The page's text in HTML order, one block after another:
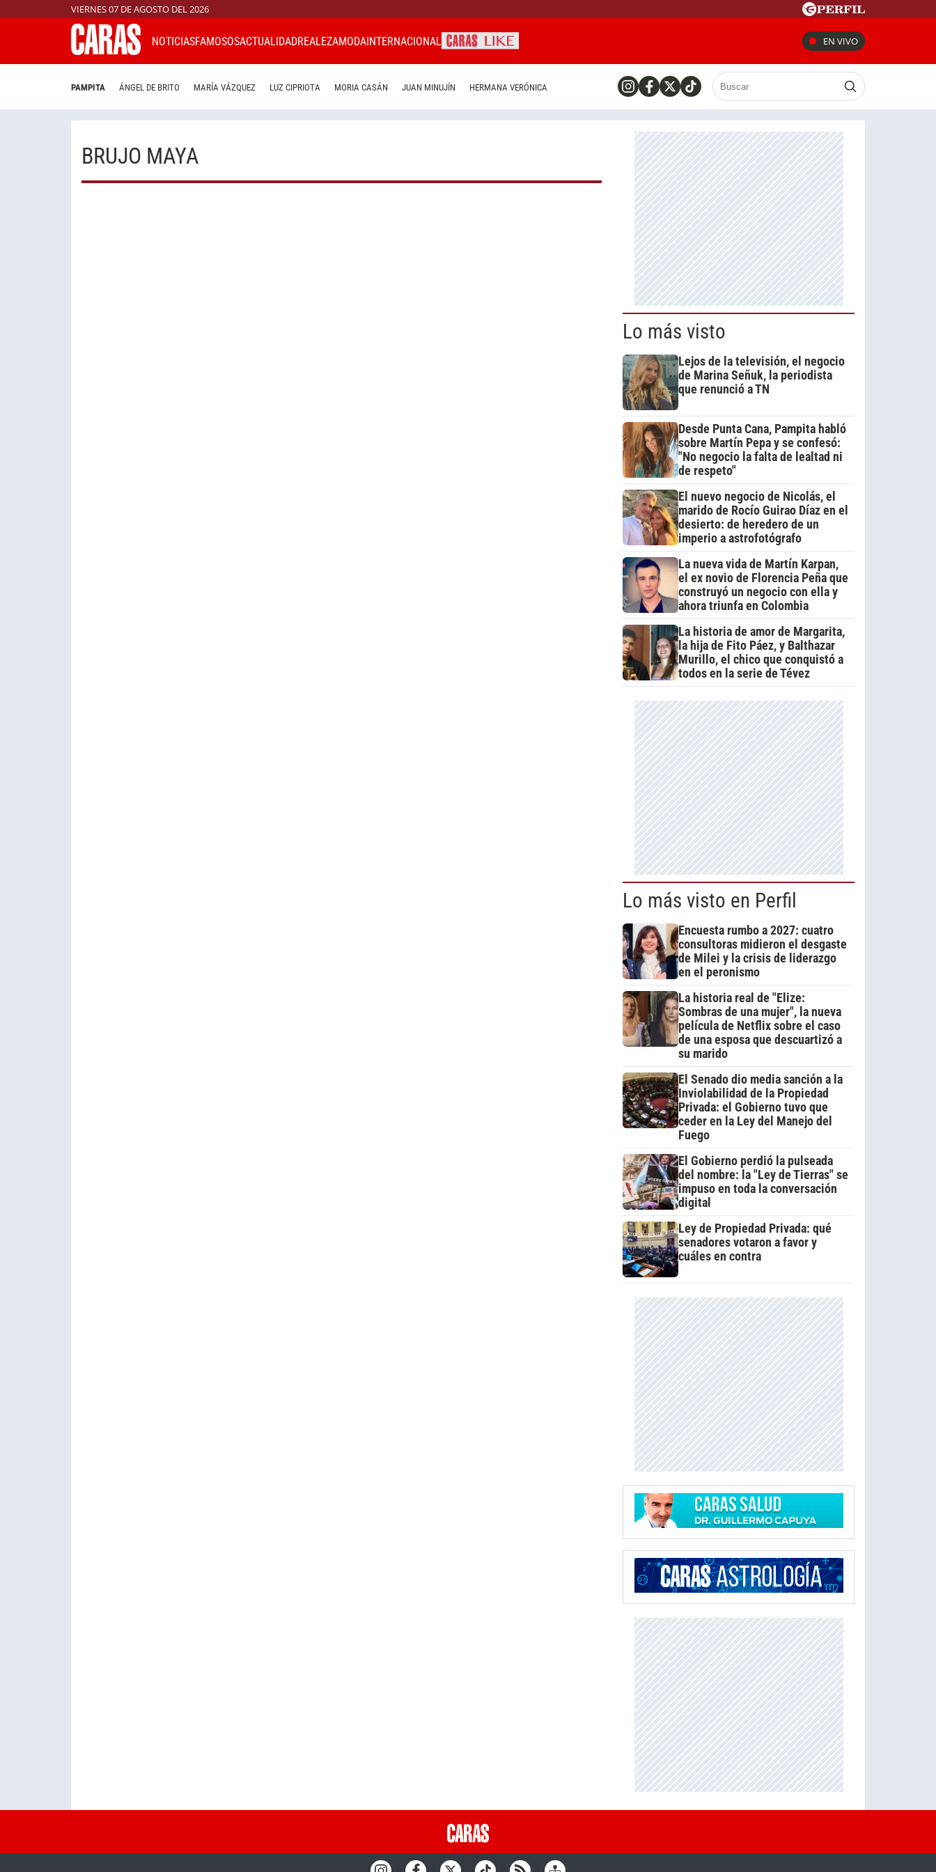
VIERNES 07 DE AGOSTO DEL 2026
NOTICIASFAMOSOSACTUALIDADREALEZAMODAINTERNACIONAL EN VIVO
PAMPITA ÁNGEL DE BRITO MARÍA VÁZQUEZ LUZ CIPRIOTA MORIA CASÁN JUAN MINUJÍN HERMANA VERÓNICA
BRUJO MAYA
Lo más visto
Lejos de la televisión, el negocio
de Marina Señuk, la periodista
que renunció a TN
Desde Punta Cana, Pampita habló
sobre Martín Pepa y se confesó:
"No negocio la falta de lealtad ni
de respeto"
El nuevo negocio de Nicolás, el
marido de Rocío Guirao Díaz en el
desierto: de heredero de un
imperio a astrofotógrafo
La nueva vida de Martín Karpan,
el ex novio de Florencia Peña que
construyó un negocio con ella y
ahora triunfa en Colombia
La historia de amor de Margarita,
la hija de Fito Páez, y Balthazar
Murillo, el chico que conquistó a
todos en la serie de Tévez
Lo más visto en Perfil
Encuesta rumbo a 2027: cuatro
consultoras midieron el desgaste
de Milei y la crisis de liderazgo
en el peronismo
La historia real de "Elize:
Sombras de una mujer", la nueva
película de Netflix sobre el caso
de una esposa que descuartizó a
su marido
El Senado dio media sanción a la
Inviolabilidad de la Propiedad
Privada: el Gobierno tuvo que
ceder en la Ley del Manejo del
Fuego
El Gobierno perdió la pulseada
del nombre: la "Ley de Tierras" se
impuso en toda la conversación
digital
Ley de Propiedad Privada: qué
senadores votaron a favor y
cuáles en contra